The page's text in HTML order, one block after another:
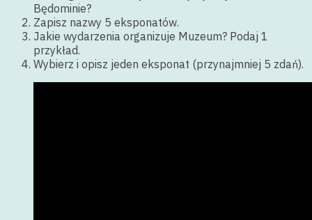
Będominie?
Zapisz nazwy 5 eksponatów.
Jakie wydarzenia organizuje Muzeum? Podaj 1
przykład.
Wybierz i opisz jeden eksponat (przynajmniej 5 zdań).